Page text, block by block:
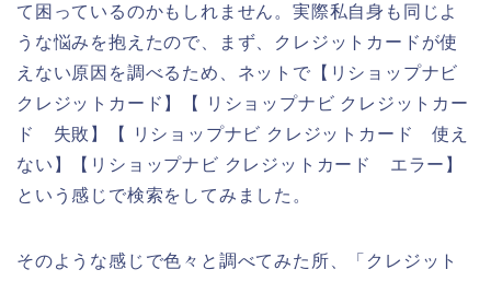
て困っているのかもしれません。実際私自身も同じよ
うな悩みを抱えたので、まず、クレジットカードが使
えない原因を調べるため、ネットで【リショップナビ
クレジットカード】【 リショップナビ クレジットカー
ド 失敗】【 リショップナビ クレジットカード 使え
ない】【リショップナビ クレジットカード エラー】
という感じで検索をしてみました。
そのような感じで色々と調べてみた所、「クレジット